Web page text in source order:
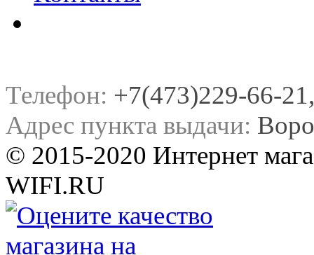
Телефон: +7(473)229-66-
Адрес пункта выдачи:
© 2015-2020 Интернет
WIFI.RU